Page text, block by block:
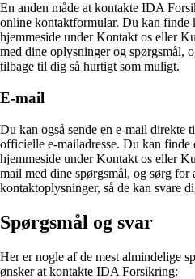
En anden måde at kontakte IDA
online kontaktformular. Du kan finde
hjemmeside under Kontakt os eller
med dine oplysninger og spørgsmål,
tilbage til dig så hurtigt som muligt.
E-mail
Du kan også sende en e-mail direkte
officielle e-mailadresse. Du kan finde
hjemmeside under Kontakt os eller
mail med dine spørgsmål, og sørg for
kontaktoplysninger, så de kan svare
Spørgsmål og svar
Her er nogle af de mest almindelige
ønsker at kontakte IDA Forsikring: